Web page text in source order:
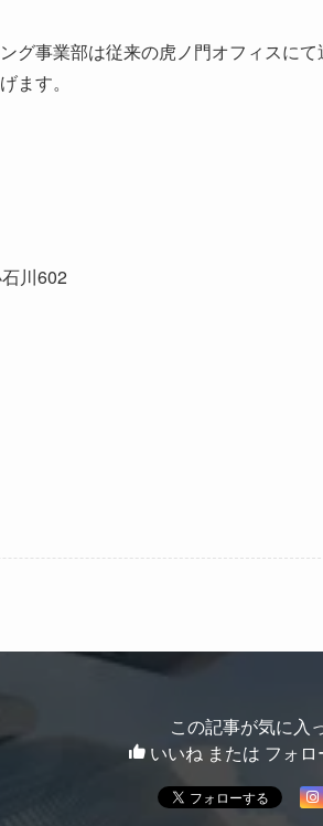
グ事業部は従来の虎ノ門オフィスに
ます。
川602
この記事が気に入
いいね または フォロ